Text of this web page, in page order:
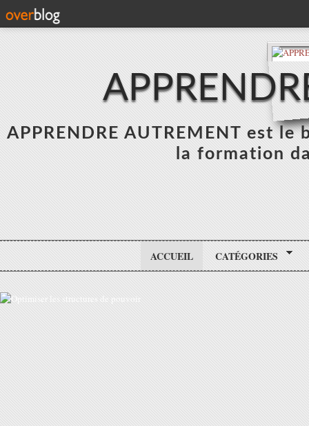
APPRENDRE AUTREMENT est
la formation
ACCUEIL CATÉGORIES